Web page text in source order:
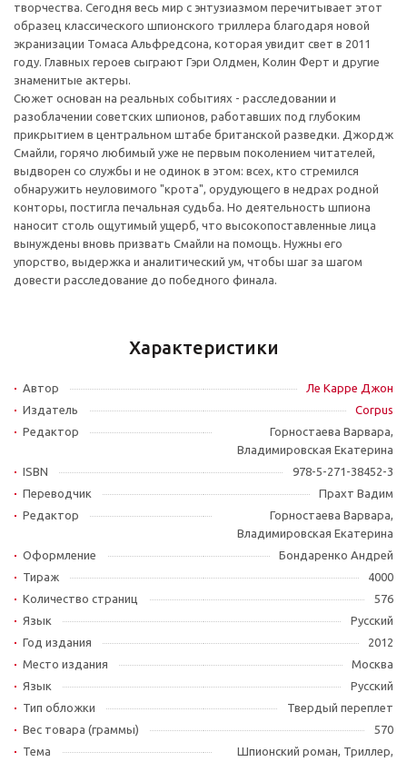
творчества. Сегодня весь мир с энтузиазмом перечитывает этот
образец классического шпионского триллера благодаря новой
экранизации Томаса Альфредсона, которая увидит свет в 2011
году. Главных героев сыграют Гэри Олдмен, Колин Ферт и другие
знаменитые актеры.
Сюжет основан на реальных событиях - расследовании и
разоблачении советских шпионов, работавших под глубоким
прикрытием в центральном штабе британской разведки. Джордж
Смайли, горячо любимый уже не первым поколением читателей,
выдворен со службы и не одинок в этом: всех, кто стремился
обнаружить неуловимого "крота", орудующего в недрах родной
конторы, постигла печальная судьба. Но деятельность шпиона
наносит столь ощутимый ущерб, что высокопоставленные лица
вынуждены вновь призвать Смайли на помощь. Нужны его
упорство, выдержка и аналитический ум, чтобы шаг за шагом
довести расследование до победного финала.
Характеристики
Автор
Ле Карре Джон
Издатель
Corpus
Редактор
Горностаева Варвара,
Владимировская Екатерина
ISBN
978-5-271-38452-3
Переводчик
Прахт Вадим
Редактор
Горностаева Варвара,
Владимировская Екатерина
Оформление
Бондаренко Андрей
Тираж
4000
Количество страниц
576
Язык
Русский
Год издания
2012
Место издания
Москва
Язык
Русский
Тип обложки
Твердый переплет
Вес товара (граммы)
570
Тема
Шпионский роман, Триллер,